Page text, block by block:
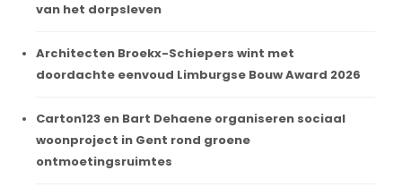
van het dorpsleven
Architecten Broekx-Schiepers wint met
doordachte eenvoud Limburgse Bouw Award 2026
Carton123 en Bart Dehaene organiseren sociaal
woonproject in Gent rond groene
ontmoetingsruimtes